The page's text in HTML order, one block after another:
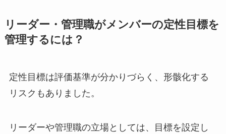
リーダー・管理職がメンバーの定性目標を
管理するには？
定性目標は評価基準が分かりづらく、形骸化する
リスクもありました。
リーダーや管理職の立場としては、目標を設定し